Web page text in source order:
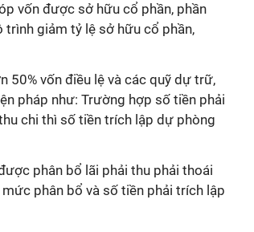
vốn được sở hữu cổ phần, phần
giảm tỷ lệ sở hữu cổ phần,
50% vốn điều lệ và các quỹ dự trữ,
pháp như: Trường hợp số tiền phải
chi thì số tiền trích lập dự phòng
phân bổ lãi phải thu phải thoái
phân bổ và số tiền phải trích lập